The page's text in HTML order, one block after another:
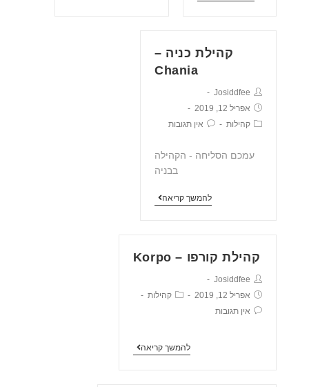
קהילת כניה –
Chania
Josiddfee
אפריל 12, 2019
קהילות
אין תגובות
עמכם הסליחה - הקהילה
בבניה
להמשך קריאה
קהילת קורפו – Korpo
Josiddfee
אפריל 12, 2019
קהילות
אין תגובות
להמשך קריאה